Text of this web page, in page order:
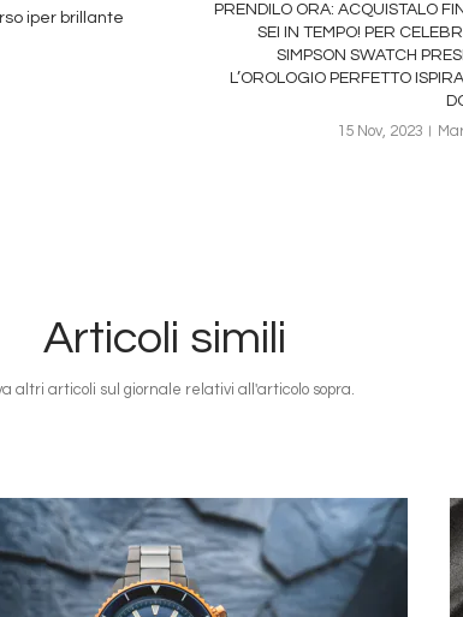
iper brillante
PRENDILO ORA: ACQUISTALO
SEI IN TEMPO! PER
SIMPSON SWATCH
L’OROLOGIO PERFETTO
15 Nov, 2023
Articoli simili
altri articoli sul giornale relativi all'articolo sopra.